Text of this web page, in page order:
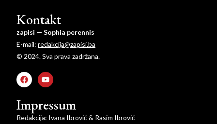
Kontakt
zapisi — Sophia perennis
E-mail: redakcija@zapisi.ba
© 2024. Sva prava zadržana.
Impressum
Redakcija: Ivana Ibrović & Rasim Ibrović